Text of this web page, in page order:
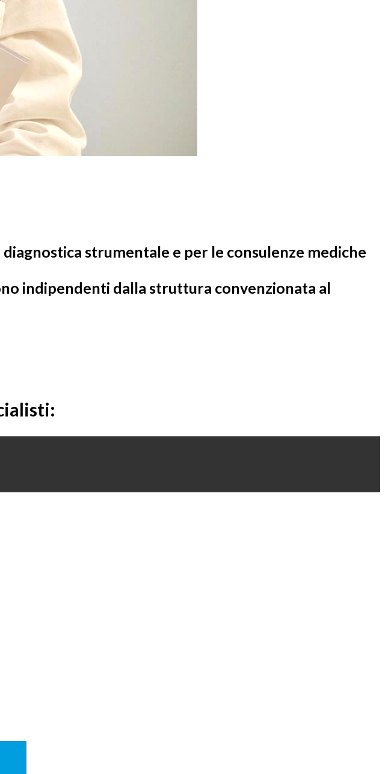
strumentale e per le consulenze mediche
indipendenti dalla struttura convenzionata al